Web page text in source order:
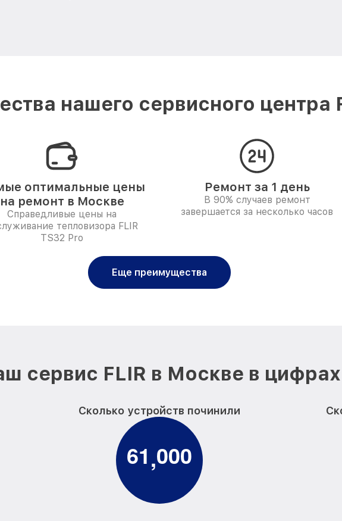
нашего сервисного центра
оптимальные цены
на ремонт в Москве
Справедливые цены на
тепловизора FLIR
TS32 Pro
Ремонт за 1 день
В 90% случаев ремонт
завершается за несколько часов
Еще преимущества
сервис FLIR в Москве в цифрах
Сколько устройств починили
61,000